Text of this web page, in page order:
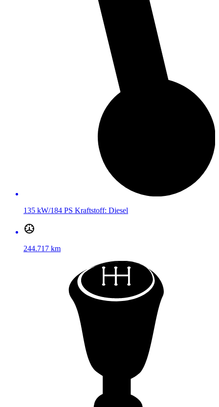
135 kW/184 PS Kraftstoff: Diesel
244.717 km